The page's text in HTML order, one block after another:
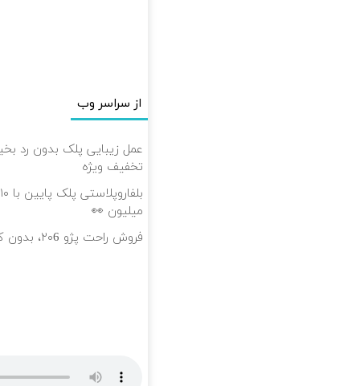
از سراسر وب
تخفیف ویژه
میلیون 👀
فروش راحت پژو ۲۰6، بدون کمیسیون و دردسر